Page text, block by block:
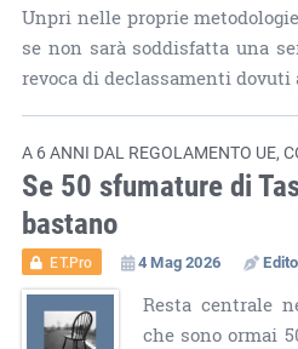
Unpri nelle proprie
se non sarà soddisfatta una
revoca di declassamenti dovuti
A 6 ANNI DAL REGOLAMENTO UE,
Se 50 sfumature di
bastano
ET.Pro 4 Mag 2026
Resta centrale
che sono ormai